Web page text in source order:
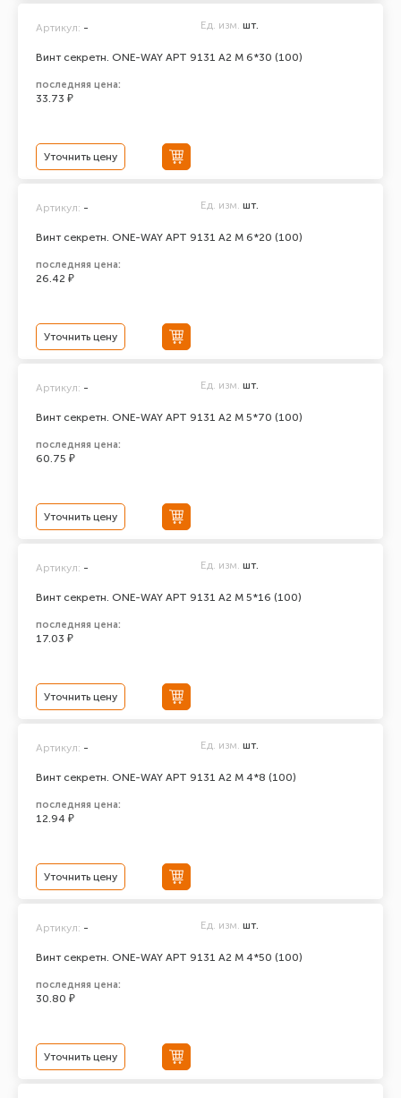
Винт секретн. ONE-WAY АРТ 9131 А2 M 6*30 (100)
Артикул: - Ед. изм. шт.
последняя цена:
33.73 ₽
Уточнить цену
Винт секретн. ONE-WAY АРТ 9131 А2 M 6*20 (100)
Артикул: - Ед. изм. шт.
последняя цена:
26.42 ₽
Уточнить цену
Винт секретн. ONE-WAY АРТ 9131 А2 M 5*70 (100)
Артикул: - Ед. изм. шт.
последняя цена:
60.75 ₽
Уточнить цену
Винт секретн. ONE-WAY АРТ 9131 А2 M 5*16 (100)
Артикул: - Ед. изм. шт.
последняя цена:
17.03 ₽
Уточнить цену
Винт секретн. ONE-WAY АРТ 9131 А2 M 4*8 (100)
Артикул: - Ед. изм. шт.
последняя цена:
12.94 ₽
Уточнить цену
Винт секретн. ONE-WAY АРТ 9131 А2 M 4*50 (100)
Артикул: - Ед. изм. шт.
последняя цена:
30.80 ₽
Уточнить цену